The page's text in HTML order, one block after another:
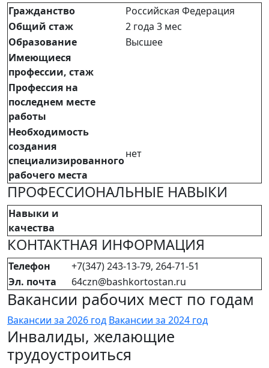
Гражданство
Российская Федерация
Общий стаж
2 года 3 мес
Образование
Высшее
Имеющиеся
профессии, стаж
Профессия на
последнем месте
работы
Необходимость
создания
специализированного
рабочего места
нет
ПРОФЕССИОНАЛЬНЫЕ НАВЫКИ
Навыки и
качества
КОНТАКТНАЯ ИНФОРМАЦИЯ
Телефон
+7(347) 243-13-79, 264-71-51
Эл. почта
64czn@bashkortostan.ru
Вакансии рабочих мест по годам
Вакансии за 2026 год Вакансии за 2024 год
Инвалиды, желающие
трудоустроиться